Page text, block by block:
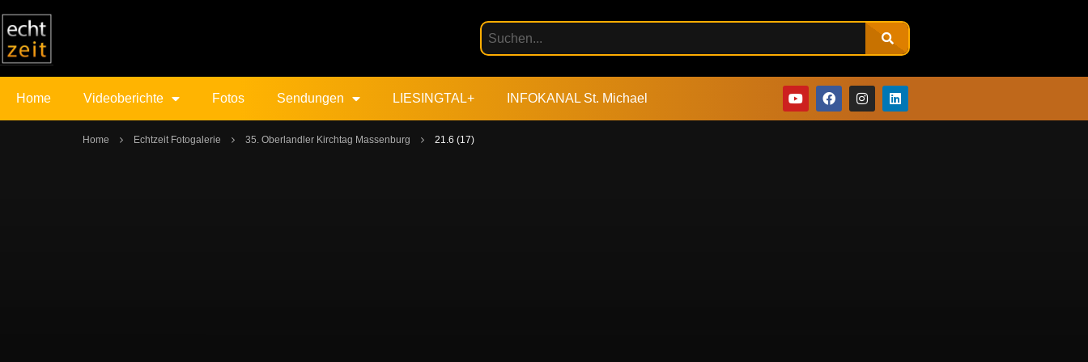
Home Videoberichte Fotos Sendungen LIESINGTAL+ INFOKANAL St. Michael
Home Echtzeit Fotogalerie 35. Oberlandler Kirchtag Massenburg 21.6 (17)